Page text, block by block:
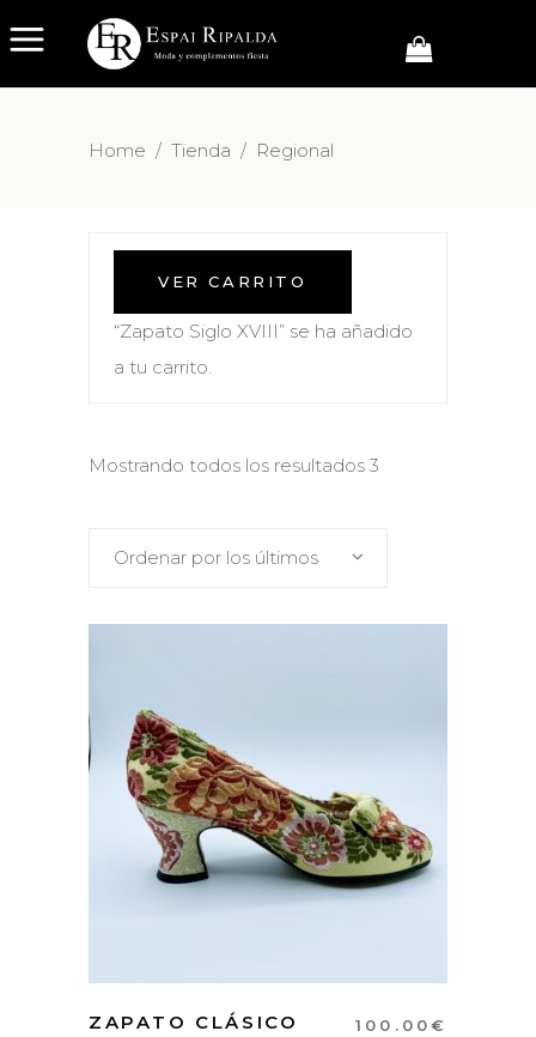
Home / Tienda / Regional
VER CARRITO
“Zapato Siglo XVIII” se ha añadido
a tu carrito.
Mostrando todos los resultados 3
Ordenar por los últimos
ZAPATO CLÁSICO 100.00€